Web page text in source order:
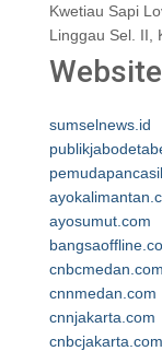
Kwetiau Sapi
Linggau Sel. II,
sumselnews.id
ayosumut.com
cnbcmedan.com
cnnmedan.com
cnnjakarta.com
cnbcjakarta.com